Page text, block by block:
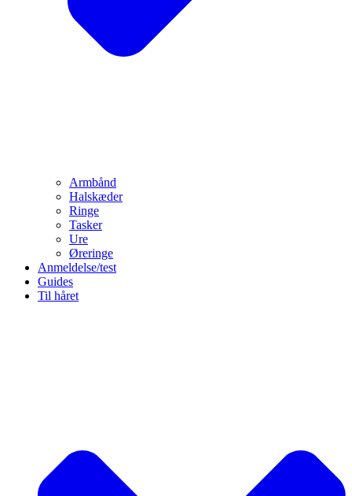
Armbånd
Halskæder
Ringe
Tasker
Ure
Øreringe
Anmeldelse/test
Guides
Til håret